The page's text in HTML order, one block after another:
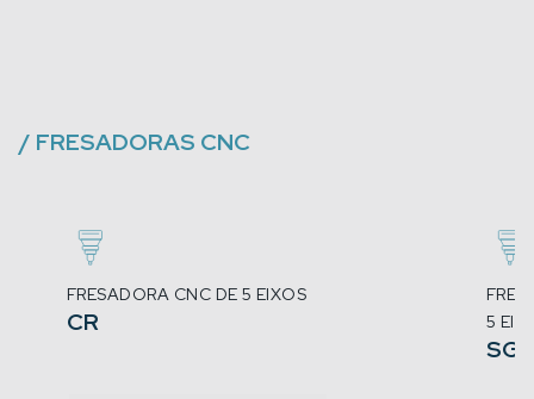
/ FRESADORAS CNC
FRESADORA CNC DE 5 EIXOS
CR
5